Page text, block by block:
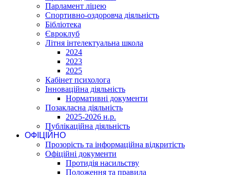
Парламент ліцею
Спортивно-оздоровча діяльність
Бібліотека
Євроклуб
Літня інтелектуальна школа
2024
2023
2025
Кабінет психолога
Інноваційна діяльність
Нормативні документи
Позакласна діяльність
2025-2026 н.р.
Публікаційна діяльність
ОФІЦІЙНО
Прозорість та інформаційна відкритість
Офіційні документи
Протидія насильству
Положення та правила